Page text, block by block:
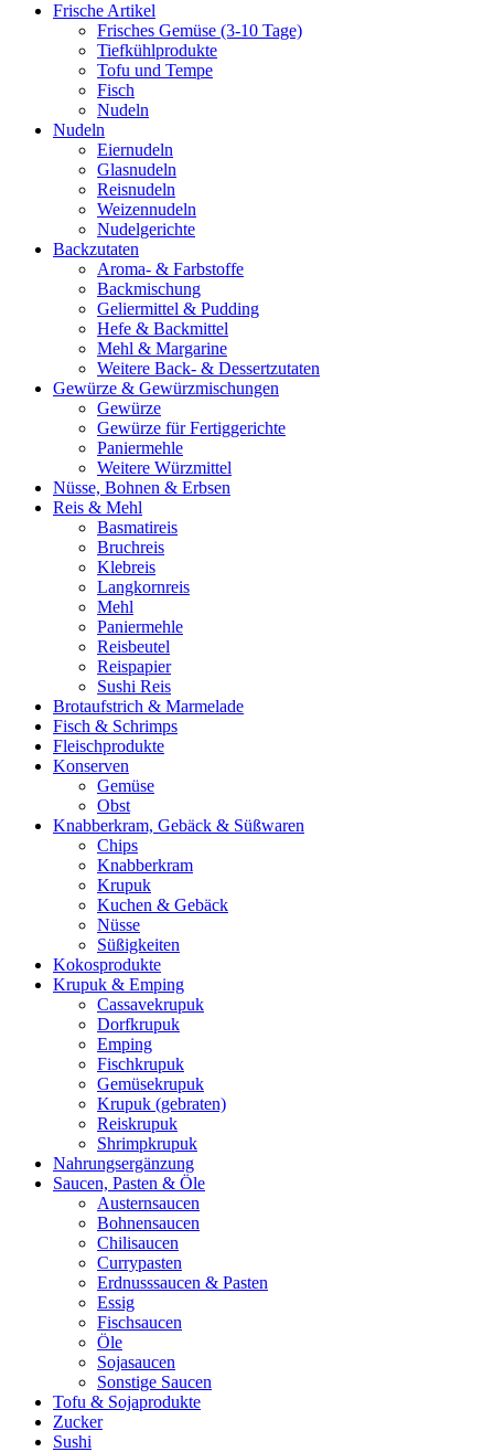
Frische Artikel
Frisches Gemüse (3-10 Tage)
Tiefkühlprodukte
Tofu und Tempe
Fisch
Nudeln
Nudeln
Eiernudeln
Glasnudeln
Reisnudeln
Weizennudeln
Nudelgerichte
Backzutaten
Aroma- & Farbstoffe
Backmischung
Geliermittel & Pudding
Hefe & Backmittel
Mehl & Margarine
Weitere Back- & Dessertzutaten
Gewürze & Gewürzmischungen
Gewürze
Gewürze für Fertiggerichte
Paniermehle
Weitere Würzmittel
Nüsse, Bohnen & Erbsen
Reis & Mehl
Basmatireis
Bruchreis
Klebreis
Langkornreis
Mehl
Paniermehle
Reisbeutel
Reispapier
Sushi Reis
Brotaufstrich & Marmelade
Fisch & Schrimps
Fleischprodukte
Konserven
Gemüse
Obst
Knabberkram, Gebäck & Süßwaren
Chips
Knabberkram
Krupuk
Kuchen & Gebäck
Nüsse
Süßigkeiten
Kokosprodukte
Krupuk & Emping
Cassavekrupuk
Dorfkrupuk
Emping
Fischkrupuk
Gemüsekrupuk
Krupuk (gebraten)
Reiskrupuk
Shrimpkrupuk
Nahrungsergänzung
Saucen, Pasten & Öle
Austernsaucen
Bohnensaucen
Chilisaucen
Currypasten
Erdnusssaucen & Pasten
Essig
Fischsaucen
Öle
Sojasaucen
Sonstige Saucen
Tofu & Sojaprodukte
Zucker
Sushi